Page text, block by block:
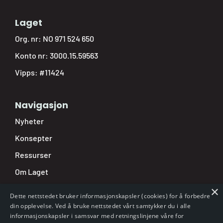
Laget
Org. nr: NO 971 524 650
Konto nr: 3000.15.59563
Vipps: #11424
Navigasjon
Nyheter
Konsepter
Ressurser
Om Laget
Min side
×
Dette nettstedet bruker informasjonskapsler (cookies) for å forbedre
din opplevelse. Ved å bruke nettstedet vårt samtykker du i alle
informasjonskapsler i samsvar med retningslinjene våre for